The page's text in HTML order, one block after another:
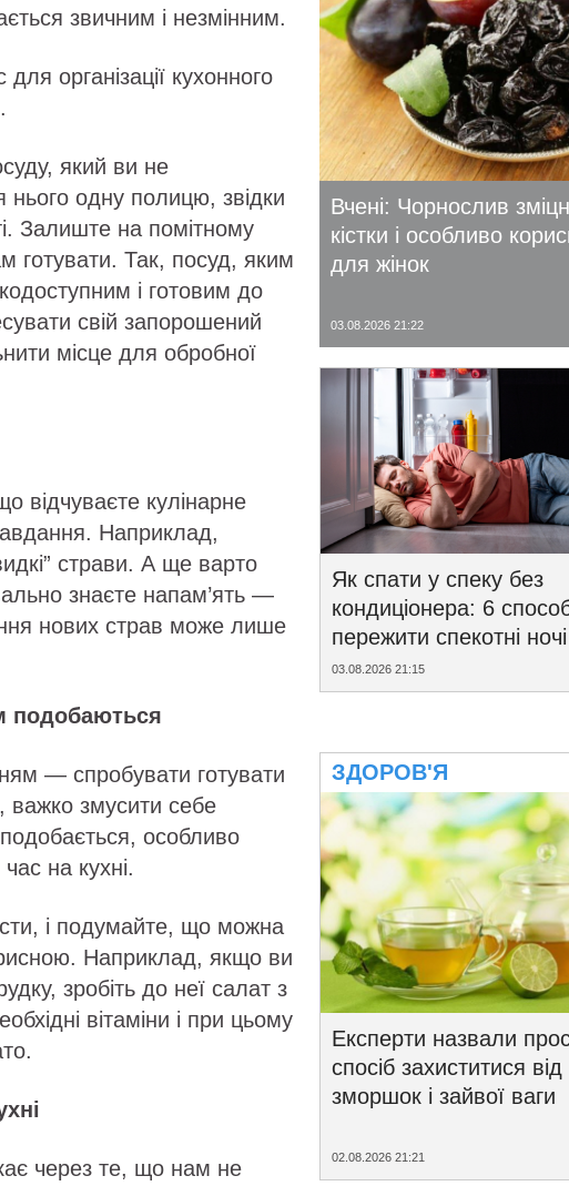
звичним і незмінним.
організації кухонного
який ви не
одну полицю, звідки
Залиште на помітному
готувати. Так, посуд, яким
і готовим до
свій запорошений
місце для обробної
відчуваєте кулінарне
Наприклад,
страви. А ще варто
знаєте напам’ять —
нових страв може лише
подобаються
— спробувати готувати
важко змусити себе
особливо
на кухні.
і подумайте, що можна
Наприклад, якщо ви
зробіть до неї салат з
вітаміни і при цьому
через те, що нам не
Вчені: Чорнослив
кістки і особливо
для жінок
03.08.2026 21:22
Як спати у спеку без
кондиціонера: 6
пережити спекотні ночі
03.08.2026 21:15
ЗДОРОВ'Я
Експерти назвали
спосіб захиститися від
зморшок і зайвої ваги
02.08.2026 21:21